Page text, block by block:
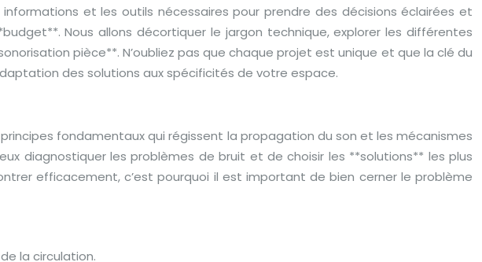
et les outils nécessaires pour prendre des décisions éclairées et
Nous allons décortiquer le jargon technique, explorer les différentes
pièce**. N’oubliez pas que chaque projet est unique et que la clé du
des solutions aux spécificités de votre espace.
fondamentaux qui régissent la propagation du son et les mécanismes
diagnostiquer les problèmes de bruit et de choisir les **solutions** les plus
efficacement, c’est pourquoi il est important de bien cerner le problème
la circulation.